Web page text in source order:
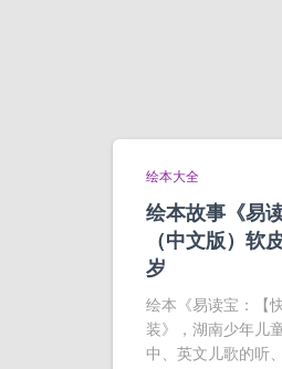
绘本大全
绘本故事《易
（中文版）软
岁
绘本《易读宝：【
装》，湖南少年
中、英文儿歌的听